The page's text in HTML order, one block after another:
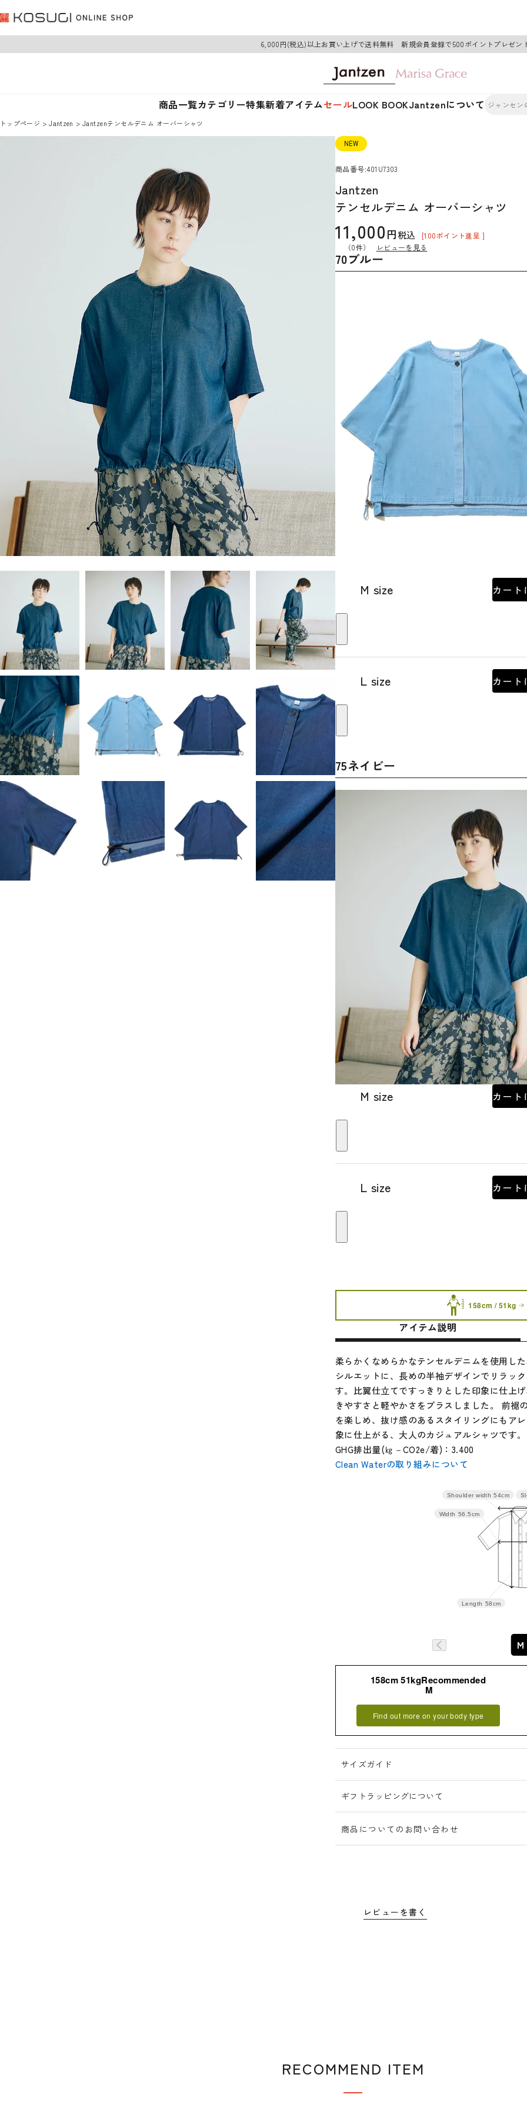
6,000円(税込)以上お買い上げで送料無料 新規会員登録で500ポイントプレゼン
商品一覧カテゴリー特集新着アイテムセールLOOK BOOKJantzenについて
トップページ Jantzen Jantzenテンセルデニム オーバーシャツ
NEW
商品番号 401U7303
Jantzen
テンセルデニム オーバーシャツ
11,000 税込 [100ポイント進呈 ]
（0件）
レビューを見る
70ブルー
M size カート
L size カート
75ネイビー
M size カート
L size カート
158cm / 51kg
アイテム説明
柔らかくなめらかなテンセルデニムを使用し
シルエットに、長めの半袖デザインでリラッ
す。比翼仕立てですっきりとした印象に仕上
きやすさと軽やかさをプラスしました。 前裾
を楽しめ、抜け感のあるスタイリングにもア
象に仕上がる、大人のカジュアルシャツです。
GHG排出量(㎏－CO2e/着)：3.400
Clean Waterの取り組みについて
肩幅
54
55.5
詳細はこちら
Length 58cm
Width 56.5cm
Shoulder width 54cm
M
158cm 51kgRecommended
M
Find out more on your body type
サイズガイド
ギフトラッピングについて
商品についてのお問い合わせ
レビューを書く
RECOMMEND ITEM